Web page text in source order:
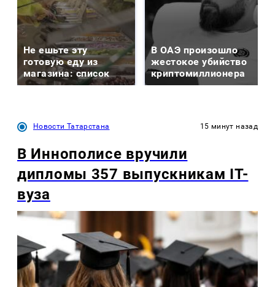
Не ешьте эту
готовую еду из
магазина: список
В ОАЭ произошло
жестокое убийство
криптомиллионера
Новости Татарстана 15 минут назад
В Иннополисе вручили
дипломы 357 выпускникам IT-
вуза